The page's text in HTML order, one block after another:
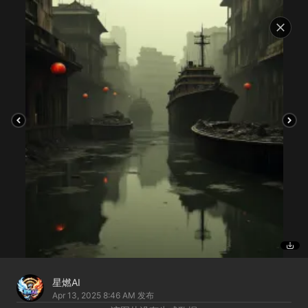
星燃AI
Apr 13, 2025 8:46 AM 发布